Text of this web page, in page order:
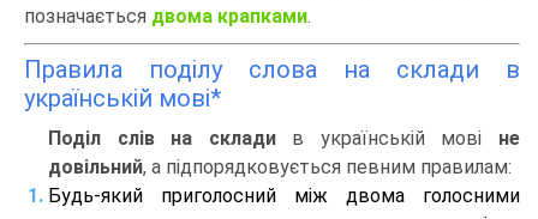
позначається двома крапками.
Правила поділу слова на склади в
українській мові*
Поділ слів на складив українській мові не
довільний, а підпорядковується певним правилам:
Будь-який приголосний між двома голосними